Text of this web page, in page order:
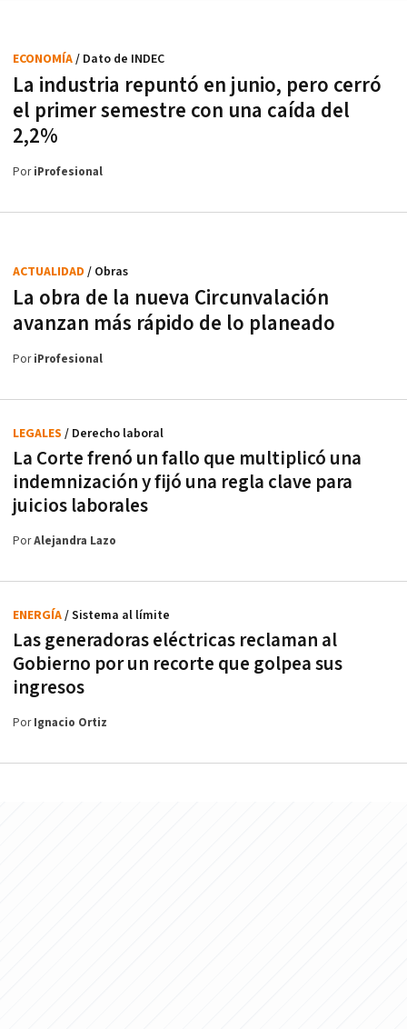
La industria repuntó en junio, pero cerró
el primer semestre con una caída del
2,2%
ECONOMÍA/ Dato de INDEC
PoriProfesional
La obra de la nueva Circunvalación
avanzan más rápido de lo planeado
ACTUALIDAD / Obras
PoriProfesional
La Corte frenó un fallo que multiplicó una
indemnización y fijó una regla clave para
juicios laborales
LEGALES / Derecho laboral
PorAlejandra Lazo
Las generadoras eléctricas reclaman al
Gobierno por un recorte que golpea sus
ingresos
ENERGÍA/ Sistema al límite
PorIgnacio Ortiz